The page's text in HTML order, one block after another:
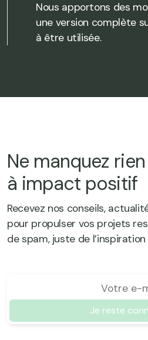
Nous apportons des
une version complète
à être utilisée.
Ne manquez
à impact positif
Recevez nos conseils,
pour propulser vos projets
de spam, juste de l’inspiration
Je reste